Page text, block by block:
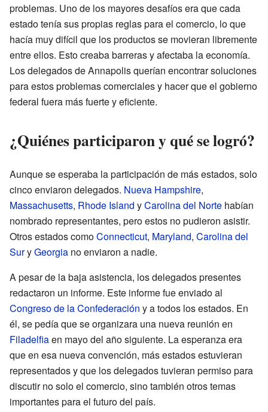
problemas. Uno de los mayores desafíos era que cada
estado tenía sus propias reglas para el comercio, lo que
hacía muy difícil que los productos se movieran libremente
entre ellos. Esto creaba barreras y afectaba la economía.
Los delegados de Annapolis querían encontrar soluciones
para estos problemas comerciales y hacer que el gobierno
federal fuera más fuerte y eficiente.
¿Quiénes participaron y qué se logró?
Aunque se esperaba la participación de más estados, solo
cinco enviaron delegados. Nueva Hampshire,
Massachusetts, Rhode Island yCarolina del Norte habían
nombrado representantes, pero estos no pudieron asistir.
Otros estados comoConnecticut, Maryland, Carolina del
SuryGeorgia no enviaron a nadie.
A pesar de la baja asistencia, los delegados presentes
redactaron un informe. Este informe fue enviado al
Congreso de la Confederación y a todos los estados. En
él, se pedía que se organizara una nueva reunión en
Filadelfiaen mayo del año siguiente. La esperanza era
que en esa nueva convención, más estados estuvieran
representados y que los delegados tuvieran permiso para
discutir no solo el comercio, sino también otros temas
importantes para el futuro del país.